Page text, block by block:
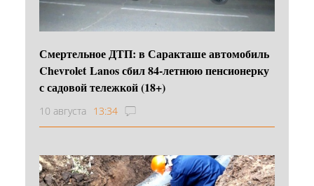
Смертельное ДТП: в Саракташе автомобиль
Chevrolet Lanos сбил 84-летнюю пенсионерку
с садовой тележкой (18+)
10 августа 13:34